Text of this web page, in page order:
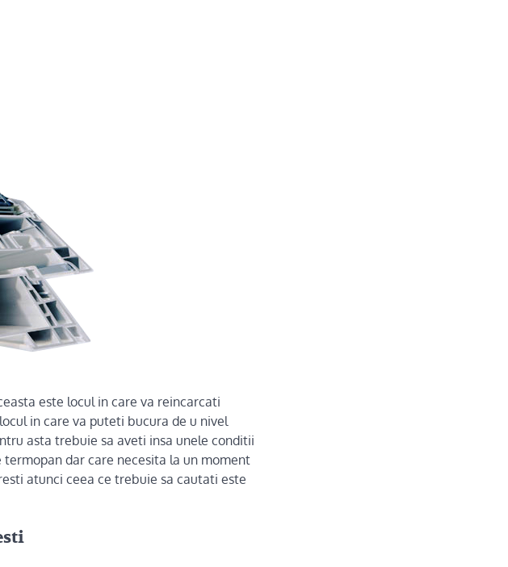
este locul in care va reincarcati
in care va puteti bucura de u nivel
asta trebuie sa aveti insa unele conditii
dar care necesita la un moment
atunci ceea ce trebuie sa cautati este